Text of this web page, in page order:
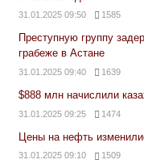
31.01.2025 09:50 1585
Преступную группу
грабеже в Астане
31.01.2025 09:40 1639
$888 млн начислили
31.01.2025 09:25 1474
Цены на нефть
31.01.2025 09:10 1509